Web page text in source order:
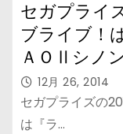
セガプライ
ブライブ！
ＡＯⅡシノ
目！12月 26, 2014
セガプライズの
は『ラ…